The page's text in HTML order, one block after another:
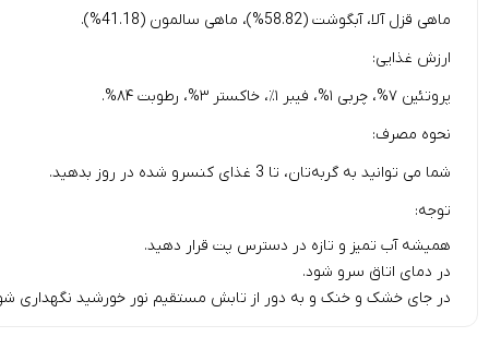
ماهی قزل آلا، آبگوشت (58.82%)، ماهی سالمون (41.18%).
ارزش غذایی:
پروتئین ۷%، چربی ۱%، فیبر ۱٪، خاکستر ۳%، رطوبت ۸۴%.
نحوه مصرف:
شما می توانید به گربه‌تان، تا 3 غذای کنسرو شده در روز بدهید.
توجه:
همیشه آب تمیز و تازه در دسترس پت قرار دهید.
در دمای اتاق سرو شود.
در جای خشک و خنک و به دور از تابش مستقیم نور خورشید نگهداری